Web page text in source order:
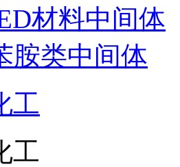
材料中间体
胺类中间体
工
工